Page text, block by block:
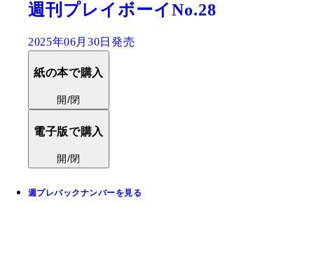
週刊プレイボーイNo.28
2025年06月30日発売
紙の本で購入
開/閉
電子版で購入
開/閉
週プレバックナンバーを見る